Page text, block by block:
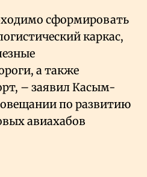
сформировать
каркас,
а также
– заявил Касым-
по развитию
авиахабов